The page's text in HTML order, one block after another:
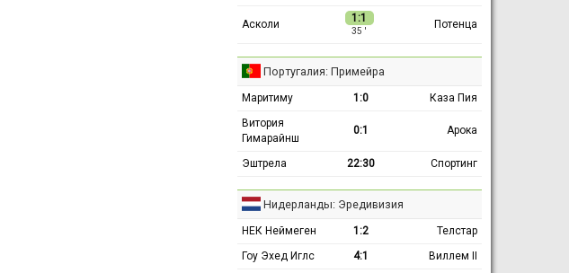
Асколи 1:1
35 ′
Потенца
Португалия: Примейра
Маритиму 1:0
Каза Пия
Витория
Гимарайнш
0:1 Арока
Эштрела 22:30 Спортинг
Нидерланды: Эредивизия
НЕК Неймеген 1:2
Телстар
Гоу Эхед Иглс
4:1 Виллем II